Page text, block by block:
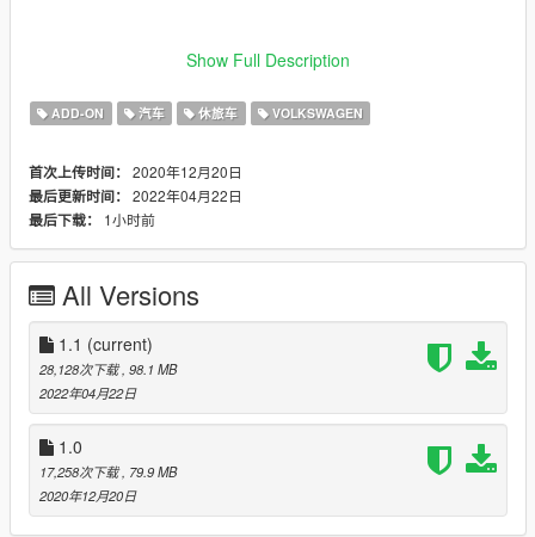
README.txtin the zip file
[ SUGGESTION ]
mods.com/vehicles/volkswagen-golf-gti-7-ea888-dsg-i4-
engine-sound-oiv-add-on-fivem-sound
This car has been split to multiple parts because it has too
many polygons. So you need to use Menyoo or go to the Los
Santos Custom and install the
body parts of the car.
[ CHANGELOG ]
1.1: Car body and textures overhaul, fixed all model glitch,
optimized handling, added custom plate and livery support.
1.0: First release.
[ LICENSE ]
1. This mod isUNLOCKED, so you can free to edit it.
Show Full Description
ADD-ON 汽车 休旅车 VOLKSWAGEN
首次上传时间： 2020年12月20日
最后更新时间： 2022年04月22日
最后下载：
1小时前
All Versions
1.1 (current)
28,128次下载 , 98.1 MB
2022年04月22日
1.0
17,258次下载 , 79.9 MB
2020年12月20日